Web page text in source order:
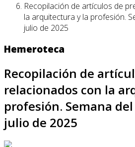
Recopilación de artículos de
la arquitectura y la profesión.
julio de 2025
Hemeroteca
Recopilación de
relacionados con la
profesión. Semana
julio de 2025